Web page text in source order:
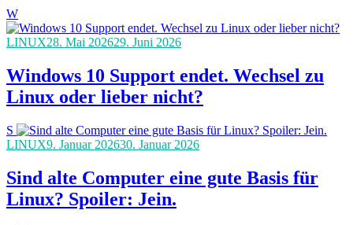
W
LINUX28. Mai 202629. Juni 2026
Windows 10 Support endet. Wechsel zu
Linux oder lieber nicht?
S
LINUX9. Januar 202630. Januar 2026
Sind alte Computer eine gute Basis für
Linux? Spoiler: Jein.